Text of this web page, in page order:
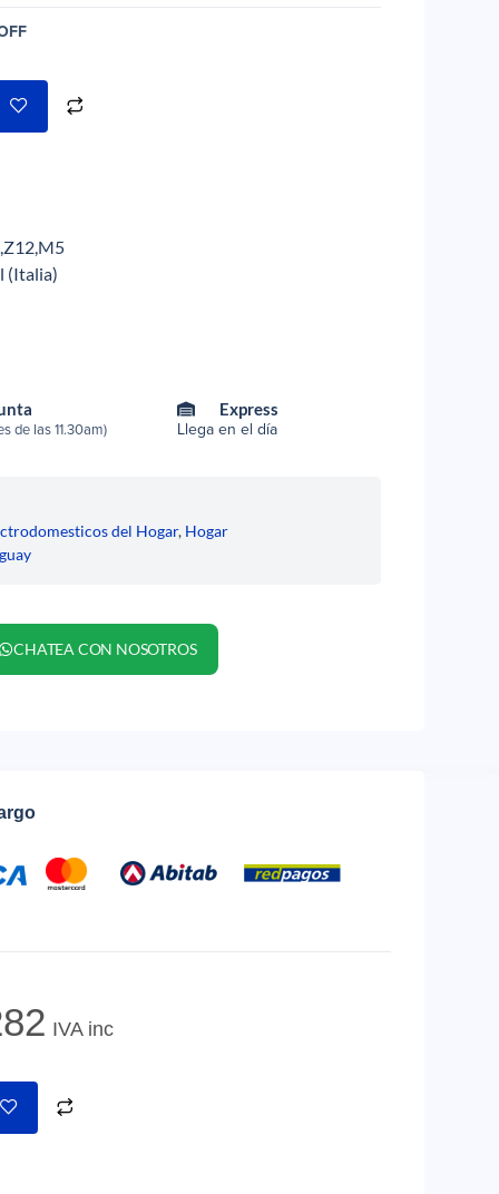
(Italia)
de las 11.30am)
Express
Llega en el día
del Hogar, Hogar
CHATEA CON NOSOTROS
IVA inc